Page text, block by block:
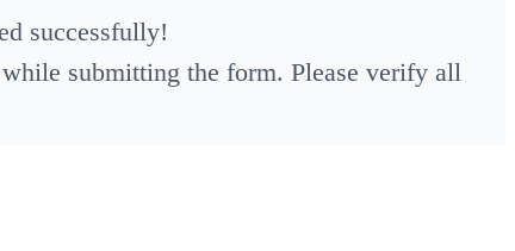
successfully!
submitting the form. Please verify all